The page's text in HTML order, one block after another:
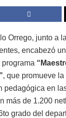
Orrego, junto a
encabezó
, que promueve
pedagógica en
más de 1.200
grado del